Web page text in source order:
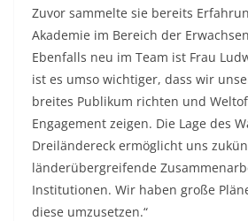
Zuvor sammelte sie bereits
Akademie im Bereich der
Ebenfalls neu im Team ist Frau
ist es umso wichtiger, dass wir
breites Publikum richten und
Engagement zeigen. Die Lage des
Dreiländereck ermöglicht uns
länderübergreifende
Institutionen. Wir haben große
diese umzusetzen.“